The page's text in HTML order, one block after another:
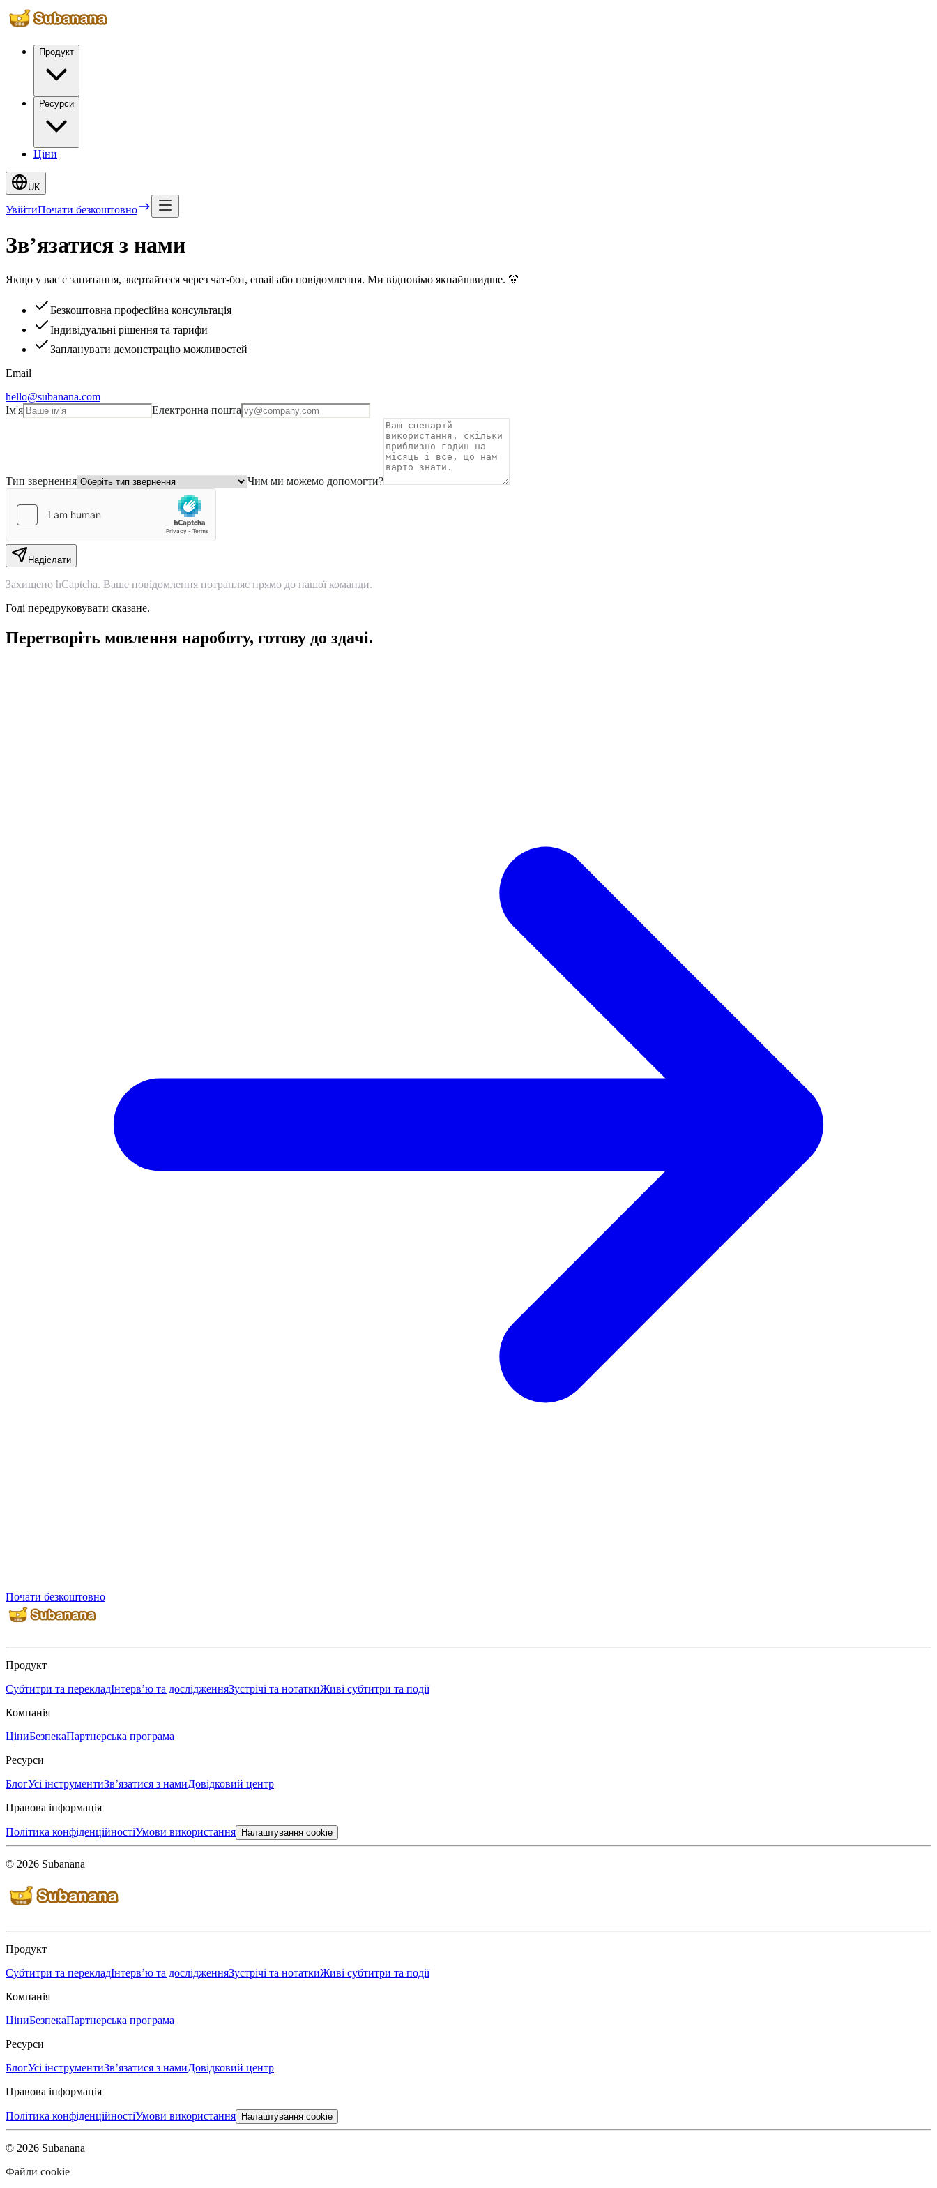
Продукт
Ресурси
Ціни
UK
УвійтиПочати безкоштовно
Зв’язатися з нами
Якщо у вас є запитання, звертайтеся через чат‑бот, email або повідомлення. Ми відповімо якнайшвидше. 💛
Безкоштовна професійна консультація
Індивідуальні рішення та тарифи
Запланувати демонстрацію можливостей
Email
hello@subanana.com
Ім'я
Електронна пошта
Тип звернення Чим ми можемо допомогти?
Надіслати
Захищено hCaptcha. Ваше повідомлення потрапляє прямо до нашої команди.
Годі передруковувати сказане.
Перетворіть мовлення нароботу, готову до здачі.
Почати безкоштовно
Продукт
Субтитри та перекладІнтерв’ю та дослідженняЗустрічі та нотаткиЖиві субтитри та події
Компанія
ЦіниБезпекаПартнерська програма
Ресурси
БлогУсі інструментиЗв’язатися з намиДовідковий центр
Правова інформація
Політика конфіденційностіУмови використання Налаштування cookie
© 2026 Subanana
Продукт
Субтитри та перекладІнтерв’ю та дослідженняЗустрічі та нотаткиЖиві субтитри та події
Компанія
ЦіниБезпекаПартнерська програма
Ресурси
БлогУсі інструментиЗв’язатися з намиДовідковий центр
Правова інформація
Політика конфіденційностіУмови використання Налаштування cookie
© 2026 Subanana
Файли cookie